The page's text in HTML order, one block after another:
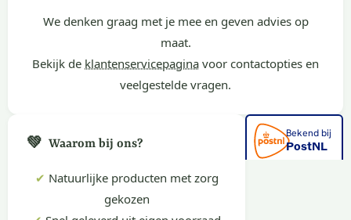
We denken graag met je mee en geven advies op
maat.
Bekijk de klantenservicepagina voor contactopties en
veelgestelde vragen.
💚 Waarom bij ons?
✔ Natuurlijke producten met zorg
gekozen